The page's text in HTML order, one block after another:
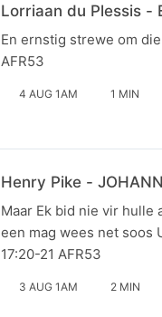
Lorriaan du Plessis -
En ernstig strewe om
AFR53
4 AUG 1AM 1 MIN
Henry Pike -
Maar Ek bid nie vir
een mag wees net soos
17:20-21 AFR53
3 AUG 1AM 2 MIN